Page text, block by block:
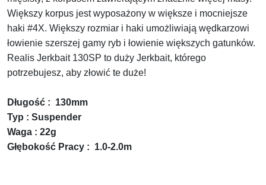
Większy korpus jest wyposażony w większe i mocniejsze
haki #4X. Większy rozmiar i haki umożliwiają wędkarzowi
łowienie szerszej gamy ryb i łowienie większych gatunków.
Realis Jerkbait 130SP to duży Jerkbait, którego
potrzebujesz, aby złowić te duże!
Długość : 130mm
Typ : Suspender
Waga : 22g
Głębokość Pracy : 1.0-2.0m